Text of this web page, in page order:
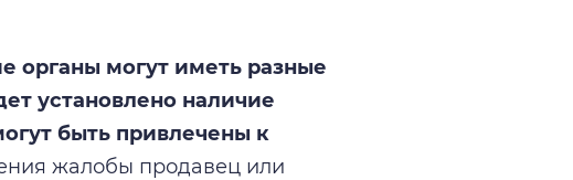
органы могут иметь разные
установлено наличие
быть привлечены к
жалобы продавец или